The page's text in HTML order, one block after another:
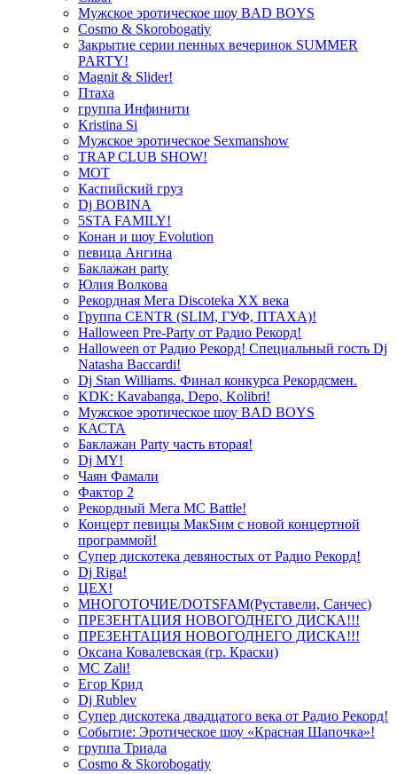
Мужское эротическое шоу BAD BOYS
Cosmo & Skorobogatiy
Закрытие серии пенных вечеринок SUMMER
PARTY!
Magnit & Slider!
Птаха
группа Инфинити
Kristina Si
Мужское эротическое Sexmanshow
TRAP CLUB SHOW!
МОТ
Каспийский груз
Dj BOBINA
5STA FAMILY!
Конан и шоу Evolution
певица Ангина
Баклажан party
Юлия Волкова
Рекордная Мега Discoteka XX века
Группа CENTR (SLIM, ГУФ, ПТАХА)!
Halloween Pre-Party от Радио Рекорд!
Halloween от Радио Рекорд! Специальный гость Dj
Natasha Baccardi!
Dj Stan Williams. Финал конкурса Рекордсмен.
KDK: Kavabanga, Depo, Kolibri!
Мужское эротическое шоу BAD BOYS
КАСТА
Баклажан Party часть вторая!
Dj MY!
Чаян Фамали
Фактор 2
Рекордный Мега МС Battle!
Концерт певицы МакSим с новой концертной
программой!
Супер дискотека девяностых от Радио Рекорд!
Dj Riga!
ЦЕХ!
МНОГОТОЧИЕ/DOTSFAM(Руставели, Санчес)
ПРЕЗЕНТАЦИЯ НОВОГОДНЕГО ДИСКА!!!
ПРЕЗЕНТАЦИЯ НОВОГОДНЕГО ДИСКА!!!
Оксана Ковалевская (гр. Краски)
MC Zali!
Егор Крид
Dj Rublev
Супер дискотека двадцатого века от Радио Рекорд!
Событие: Эротическое шоу «Красная Шапочка»!
группа Триада
Cosmo & Skorobogatiy